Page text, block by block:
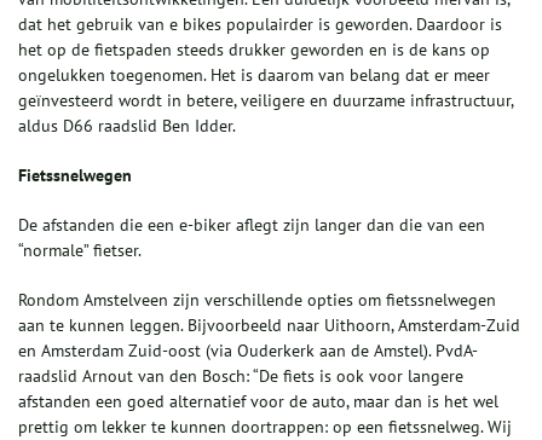
dat het gebruik van e bikes populairder is geworden. Daardoor is
het op de fietspaden steeds drukker geworden en is de kans op
ongelukken toegenomen. Het is daarom van belang dat er meer
geïnvesteerd wordt in betere, veiligere en duurzame infrastructuur,
aldus D66 raadslid Ben Idder.
Fietssnelwegen
De afstanden die een e-biker aflegt zijn langer dan die van een
“normale” fietser.
Rondom Amstelveen zijn verschillende opties om fietssnelwegen
aan te kunnen leggen. Bijvoorbeeld naar Uithoorn, Amsterdam-Zuid
en Amsterdam Zuid-oost (via Ouderkerk aan de Amstel). PvdA-
raadslid Arnout van den Bosch: “De fiets is ook voor langere
afstanden een goed alternatief voor de auto, maar dan is het wel
prettig om lekker te kunnen doortrappen: op een fietssnelweg. Wij